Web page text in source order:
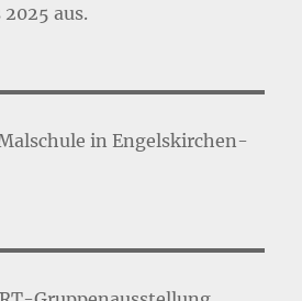
aus.
in Engelskirchen-